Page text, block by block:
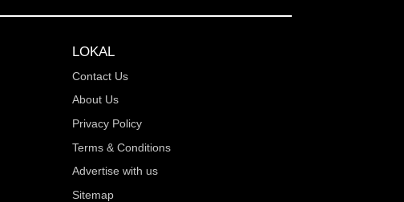
LOKAL
Contact Us
About Us
Privacy Policy
Terms & Conditions
Advertise with us
Sitemap